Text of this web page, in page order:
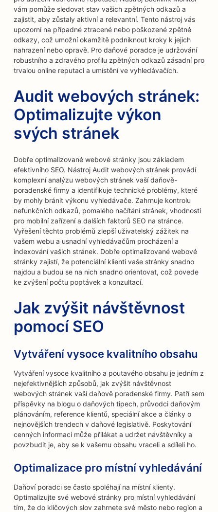
vám pomůže sledovat stav vašich zpětných odkazů a
zajistit, aby zůstaly aktivní a relevantní. Tento nástroj vás
upozorní na případné ztracené nebo poškozené zpětné
odkazy, což umožní okamžitě podniknout kroky k jejich
nahrazení nebo opravě. Pro daňové poradce je udržování
robustního a zdravého profilu zpětných odkazů zásadní pro
trvalou online reputaci a umístění ve vyhledávačích.
Audit webových stránek:
Optimalizujte výkon
svých stránek
Dobře optimalizované webové stránky jsou základem
efektivního SEO. Nástroj Audit webových stránek provádí
komplexní analýzu webových stránek vaší daňově-
poradenské firmy a identifikuje technické problémy, které
by mohly bránit výkonu vyhledávače. Zahrnuje kontrolu
nefunkčních odkazů, pomalého načítání stránek, vhodnosti
pro mobilní zařízení a dalších faktorů SEO na stránce.
Vyřešení těchto problémů zlepší uživatelský zážitek na
vašem webu a usnadní vyhledávačům procházení a
indexování vašich stránek. Dobře optimalizované webové
stránky zajistí, že potenciální klienti vaše stránky snadno
najdou a budou se na nich snadno orientovat, což povede
ke zvýšení počtu poptávek a konzultací.
Jak zvýšit návštěvnost
pomocí SEO
Vytváření vysoce kvalitního obsahu
Vytváření vysoce kvalitního a poutavého obsahu je jedním z
nejefektivnějších způsobů, jak zvýšit návštěvnost
webových stránek vaší daňově poradenské firmy. Patří sem
příspěvky na blogu o daňových tipech, průvodci daňovým
plánováním, reference klientů, speciální akce a články o
nejnovějších trendech v daňové legislativě. Poskytování
cenných informací může přilákat a udržet návštěvníky a
povzbudit je, aby se k vašemu obsahu vraceli a sdíleli ho.
Optimalizace pro místní vyhledávání
Daňoví poradci se často spoléhají na místní klienty.
Optimalizujte své webové stránky pro místní vyhledávání
tím, že do klíčových slov zahrnete své město nebo region a